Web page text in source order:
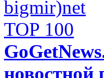
новостной